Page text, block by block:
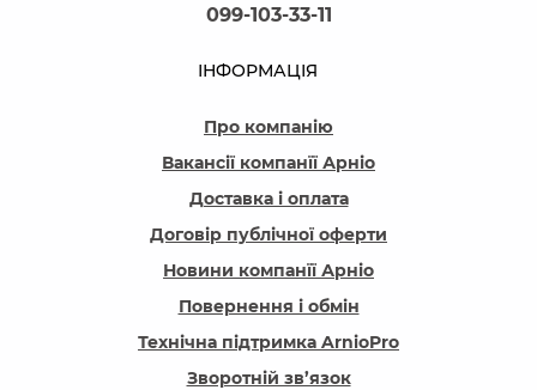
099-103-33-11
ІНФОРМАЦІЯ
Про компанію
Вакансії компанїї Арніо
Доставка і оплата
Договір публічної оферти
Новини компанїї Арніо
Повернення і обмін
Технічна підтримка ArnioPro
Зворотній зв’язок